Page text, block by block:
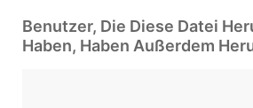
Benutzer, Die Diese Datei
Haben, Haben Außerdem